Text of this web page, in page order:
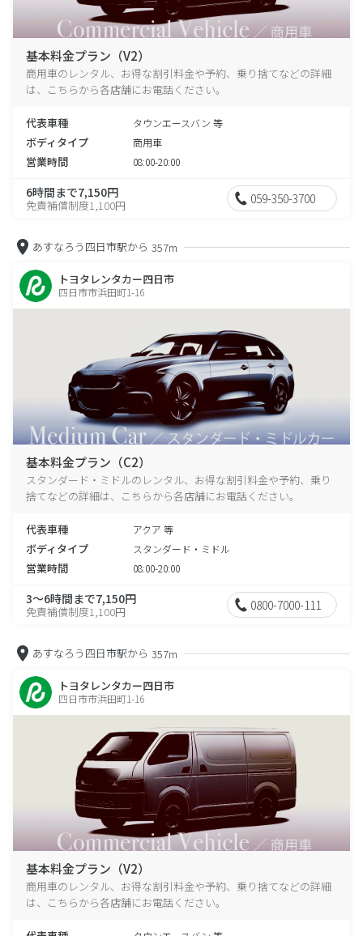
基本料金プラン（V2）
商用車のレンタル、お得な割引料金や予約、乗り捨てなどの詳細
は、こちらから各店舗にお電話ください。
代表車種 タウンエースバン 等
ボディタイプ 商用車
営業時間 08:00-20:00
6時間まで7,150円
免責補償制度1,100円 059-350-3700
あすなろう四日市駅から 357m
トヨタレンタカー四日市
四日市市浜田町1-16
基本料金プラン（C2）
スタンダード・ミドルのレンタル、お得な割引料金や予約、乗り
捨てなどの詳細は、こちらから各店舗にお電話ください。
代表車種 アクア 等
ボディタイプ スタンダード・ミドル
営業時間 08:00-20:00
3～6時間まで7,150円
免責補償制度1,100円 0800-7000-111
あすなろう四日市駅から 357m
トヨタレンタカー四日市
四日市市浜田町1-16
基本料金プラン（V2）
商用車のレンタル、お得な割引料金や予約、乗り捨てなどの詳細
は、こちらから各店舗にお電話ください。